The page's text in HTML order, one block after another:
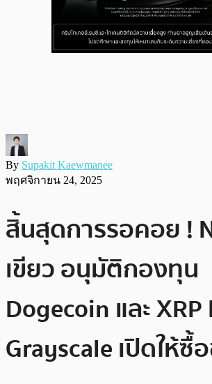
By Supakit Kaewmanee
พฤศจิกายน 24, 2025
สิ้นสุดการรอคอย !
เขียว อนุมัติกองทุน
Dogecoin และ XRP
Grayscale เปิดให้ซื้